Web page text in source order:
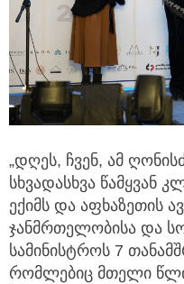
„დღეს, ჩვენ, ამ
სხვადასხვა წამყვან
ექიმს და აფხაზეთის
ჯანმრთელობისა და
სამინისტროს 7
რომლებიც მთელი